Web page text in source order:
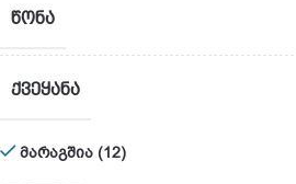
ᲬᲝᲜᲐ
ᲥᲕᲔᲧᲐᲜᲐ
მარაგშია (12)